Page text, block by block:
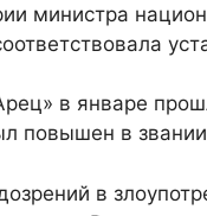
министра
в январе
повышен в
в